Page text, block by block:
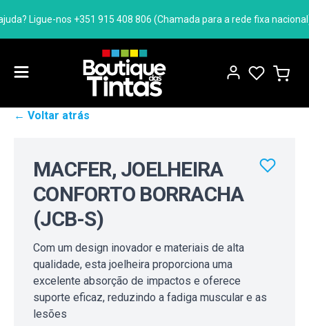
Ligue-nos +351 915 408 806 (Chamada para a rede fixa nacional)
← Voltar atrás
MACFER, JOELHEIRA
CONFORTO BORRACHA
(JCB-S)
Com um design inovador e materiais de alta
qualidade, esta joelheira proporciona uma
excelente absorção de impactos e oferece
suporte eficaz, reduzindo a fadiga muscular e as
lesões